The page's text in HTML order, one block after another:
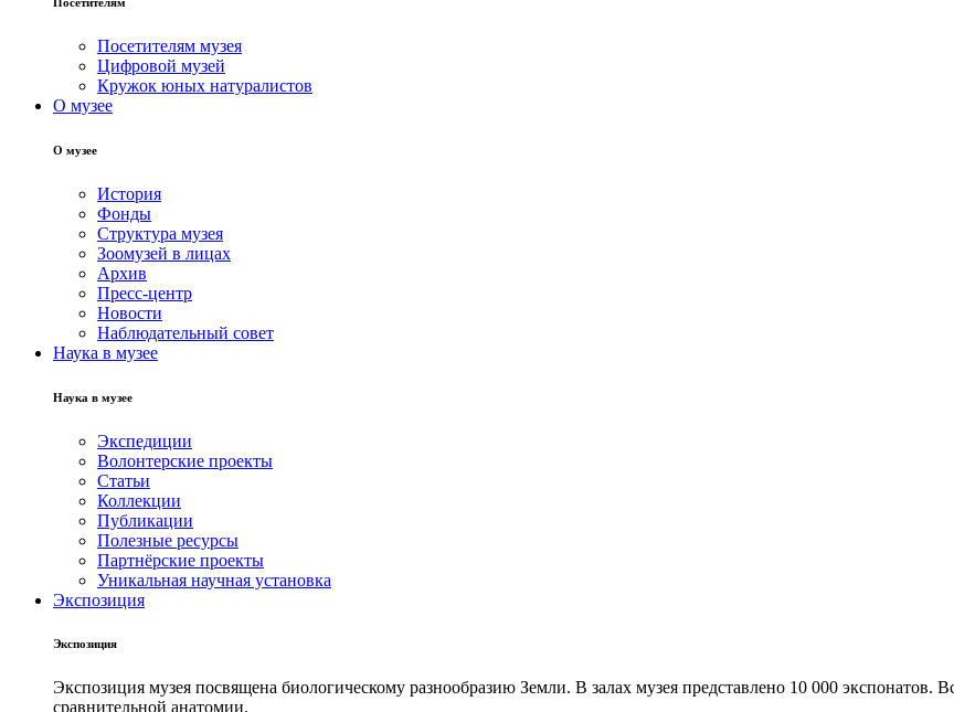
Посетителям музея
Цифровой музей
Кружок юных натуралистов
О музее
О музее
История
Фонды
Структура музея
Зоомузей в лицах
Архив
Пресс-центр
Новости
Наблюдательный совет
Наука в музее
Наука в музее
Экспедиции
Волонтерские проекты
Статьи
Коллекции
Публикации
Полезные ресурсы
Партнёрские проекты
Уникальная научная установка
Экспозиция
Экспозиция
Экспозиция музея посвящена биологическому разнообразию Земли. В залах музея представлено 10 000
сравнительной анатомии.